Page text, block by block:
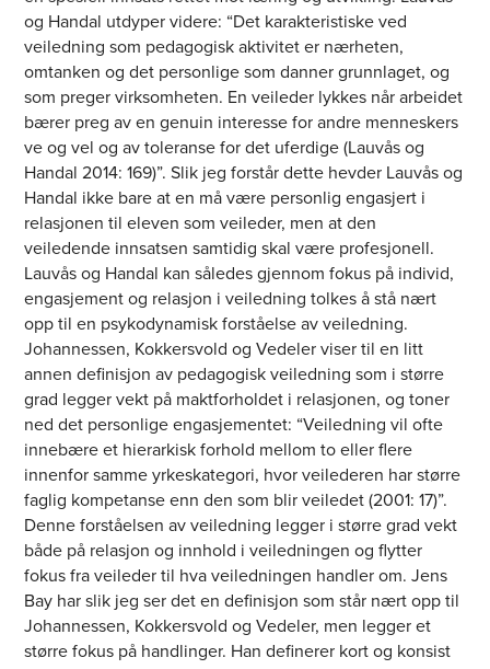
og Handal utdyper videre: “Det karakteristiske ved
veiledning som pedagogisk aktivitet er nærheten,
omtanken og det personlige som danner grunnlaget, og
som preger virksomheten. En veileder lykkes når arbeidet
bærer preg av en genuin interesse for andre menneskers
ve og vel og av toleranse for det uferdige (Lauvås og
Handal 2014: 169)”. Slik jeg forstår dette hevder Lauvås og
Handal ikke bare at en må være personlig engasjert i
relasjonen til eleven som veileder, men at den
veiledende innsatsen samtidig skal være profesjonell.
Lauvås og Handal kan således gjennom fokus på individ,
engasjement og relasjon i veiledning tolkes å stå nært
opp til en psykodynamisk forståelse av veiledning.
Johannessen, Kokkersvold og Vedeler viser til en litt
annen definisjon av pedagogisk veiledning som i større
grad legger vekt på maktforholdet i relasjonen, og toner
ned det personlige engasjementet: “Veiledning vil ofte
innebære et hierarkisk forhold mellom to eller flere
innenfor samme yrkeskategori, hvor veilederen har større
faglig kompetanse enn den som blir veiledet (2001: 17)”.
Denne forståelsen av veiledning legger i større grad vekt
både på relasjon og innhold i veiledningen og flytter
fokus fra veileder til hva veiledningen handler om. Jens
Bay har slik jeg ser det en definisjon som står nært opp til
Johannessen, Kokkersvold og Vedeler, men legger et
større fokus på handlinger. Han definerer kort og konsist